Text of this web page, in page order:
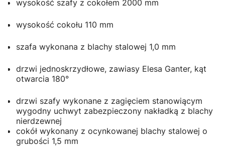
wysokość szafy z cokołem 2000 mm
wysokość cokołu 110 mm
szafa wykonana z blachy stalowej 1,0 mm
drzwi jednoskrzydłowe, zawiasy Elesa Ganter, kąt
otwarcia 180°
drzwi szafy wykonane z zagięciem stanowiącym
wygodny uchwyt zabezpieczony nakładką z blachy
nierdzewnej
cokół wykonany z ocynkowanej blachy stalowej o
grubości 1,5 mm